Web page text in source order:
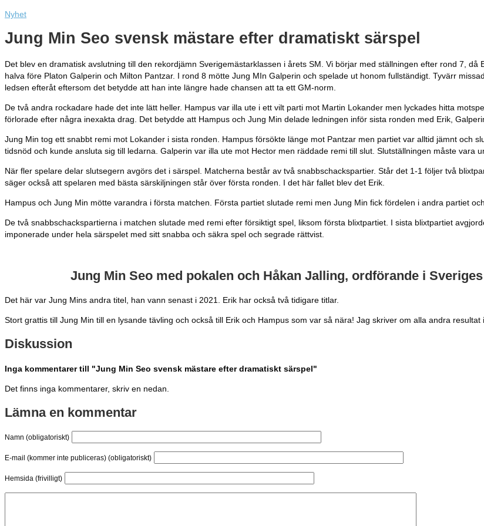
Nyhet
Jung Min Seo svensk mästare efter dramatiskt särspel
Det blev en dramatisk avslutning till den rekordjämn Sverigemästarklassen i årets SM. Vi börjar med ställningen efter rond 7,
halva före Platon Galperin och Milton Pantzar. I rond 8 mötte Jung MIn Galperin och spelade ut honom fullständigt. Tyvärr
ledsen efteråt eftersom det betydde att han inte längre hade chansen att ta ett GM-norm.
De två andra rockadare hade det inte lätt heller. Hampus var illa ute i ett vilt parti mot Martin Lokander men lyckades hitta
förlorade efter några inexakta drag. Det betydde att Hampus och Jung Min delade ledningen inför sista ronden med Erik,
Jung Min tog ett snabbt remi mot Lokander i sista ronden. Hampus försökte länge mot Pantzar men partiet var alltid jämnt och
tidsnöd och kunde ansluta sig till ledarna. Galperin var illa ute mot Hector men räddade remi till slut. Slutställningen måste vara
När fler spelare delar slutsegern avgörs det i särspel. Matcherna består av två snabbschackspartier. Står det 1-1 följer två
säger också att spelaren med bästa särskiljningen står över första ronden. I det här fallet blev det Erik.
Hampus och Jung Min mötte varandra i första matchen. Första partiet slutade remi men Jung Min fick fördelen i andra partiet
De två snabbschackspartierna i matchen slutade med remi efter försiktigt spel, liksom första blixtpartiet. I sista blixtpartiet
imponerade under hela särspelet med sitt snabba och säkra spel och segrade rättvist.
Jung Min Seo med pokalen och Håkan Jalling, ordförande i
Det här var Jung Mins andra titel, han vann senast i 2021. Erik har också två tidigare titlar.
Stort grattis till Jung Min till en lysande tävling och också till Erik och Hampus som var så nära! Jag skriver om alla andra resultat
Diskussion
Inga kommentarer till "Jung Min Seo svensk mästare efter dramatiskt särspel"
Det finns inga kommentarer, skriv en nedan.
Lämna en kommentar
Namn (obligatoriskt)
E-mail (kommer inte publiceras) (obligatoriskt)
Hemsida (frivilligt)